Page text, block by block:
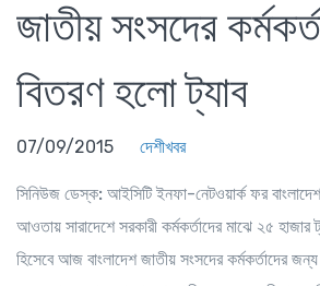
জাতীয় সংসদের
বিতরণ হলো ট্যাব
07/09/2015 দেশীখবর
সিনিউজ ডেস্ক: আইসিটি ইনফা-নেটওয়ার্ক ফর
আওতায় সারাদেশে সরকারী কর্মকর্তাদের মাঝে ২৫ হাজার
হিসেবে আজ বাংলাদেশ জাতীয় সংসদের কর্মকর্তাদের জন্য